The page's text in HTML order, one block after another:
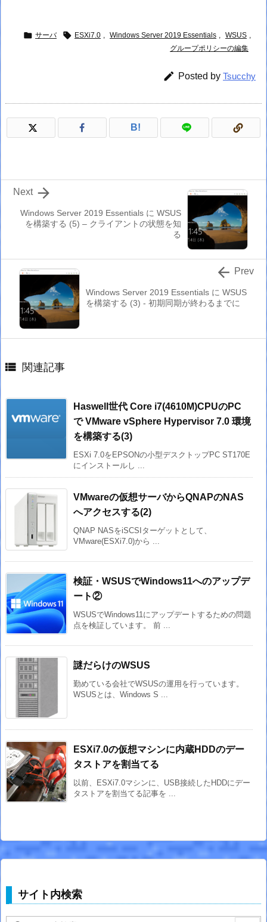
 サーバ  ESXi7.0 , Windows Server 2019 Essentials , WSUS ,
グループポリシーの編集
 Posted by Tsucchy
B!
Windows Server 2019 Essentials に WSUS
を構築する (5) – クライアントの状態を知
る

Next
Windows Server 2019 Essentials に WSUS
を構築する (3) - 初期同期が終わるまでに
 Prev
 関連記事
Haswell世代 Core i7(4610M)CPUのPC
で VMware vSphere Hypervisor 7.0 環境
を構築する(3)
ESXi 7.0をEPSONの小型デスクトップPC ST170E
にインストールし ...
VMwareの仮想サーバからQNAPのNAS
へアクセスする(2)
QNAP NASをiSCSIターゲットとして、
VMware(ESXi7.0)から ...
検証・WSUSでWindows11へのアップデ
ート②
WSUSでWindows11にアップデートするための問題
点を検証しています。 前 ...
謎だらけのWSUS
勤めている会社でWSUSの運用を行っています。
WSUSとは、Windows S ...
ESXi7.0の仮想マシンに内蔵HDDのデー
タストアを割当てる
以前、ESXi7.0マシンに、USB接続したHDDにデー
タストアを割当てる記事を ...
サイト内検索